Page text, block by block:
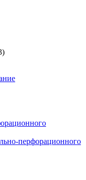
перфорационного